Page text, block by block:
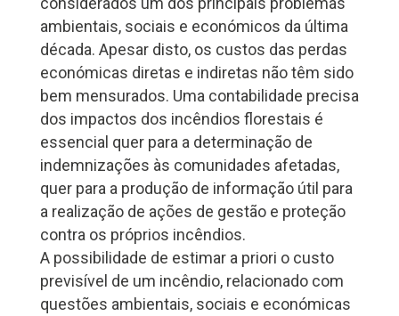
ambientais, sociais e económicos da última
década. Apesar disto, os custos das perdas
económicas diretas e indiretas não têm sido
bem mensurados. Uma contabilidade precisa
dos impactos dos incêndios florestais é
essencial quer para a determinação de
indemnizações às comunidades afetadas,
quer para a produção de informação útil para
a realização de ações de gestão e proteção
contra os próprios incêndios.
A possibilidade de estimar a priori o custo
previsível de um incêndio, relacionado com
questões ambientais, sociais e económicas